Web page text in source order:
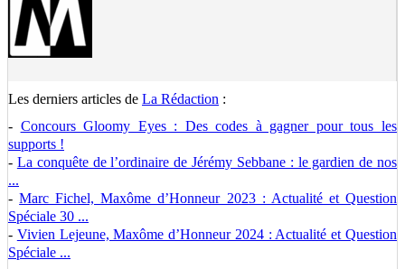
Les derniers articles de La Rédaction :
- Concours Gloomy Eyes : Des codes à gagner pour tous les
supports !
- La conquête de l’ordinaire de Jérémy Sebbane : le gardien de nos
...
-Marc Fichel, Maxôme d’Honneur 2023 : Actualité et Question
Spéciale 30 ...
- Vivien Lejeune, Maxôme d’Honneur 2024 : Actualité et Question
Spéciale ...